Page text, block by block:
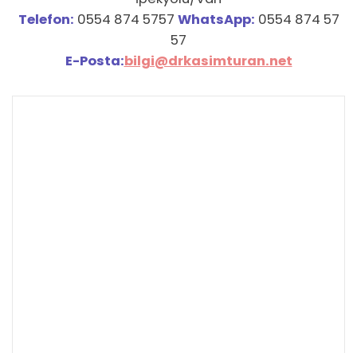
Telefon: 0554 874 5757 WhatsApp: 0554 874 57
57
E-Posta:bilgi@drkasimturan.net